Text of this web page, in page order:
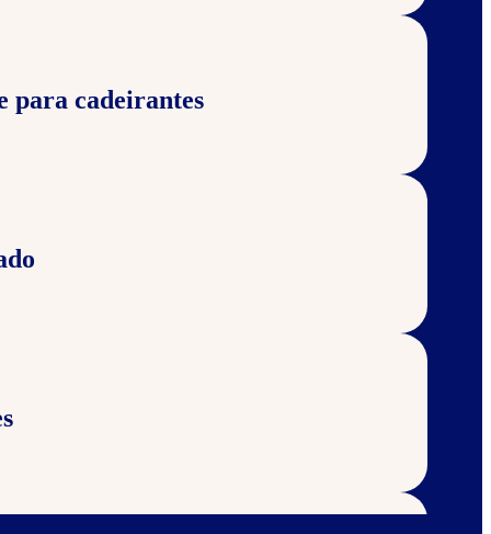
para cadeirantes